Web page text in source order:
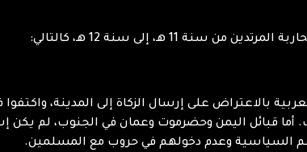
إلى سنة 12 هـ، كالتالي:
11 من الهجرة، قامت معظم القبائل العربية بالاعتراض على إرسال الزكاة إلى المدينة،
أما قبائل اليمن وحضرموت وعمان في الجنوب، لم يكن
السياسية وعدم دخولهم في حروب مع المسلمين.